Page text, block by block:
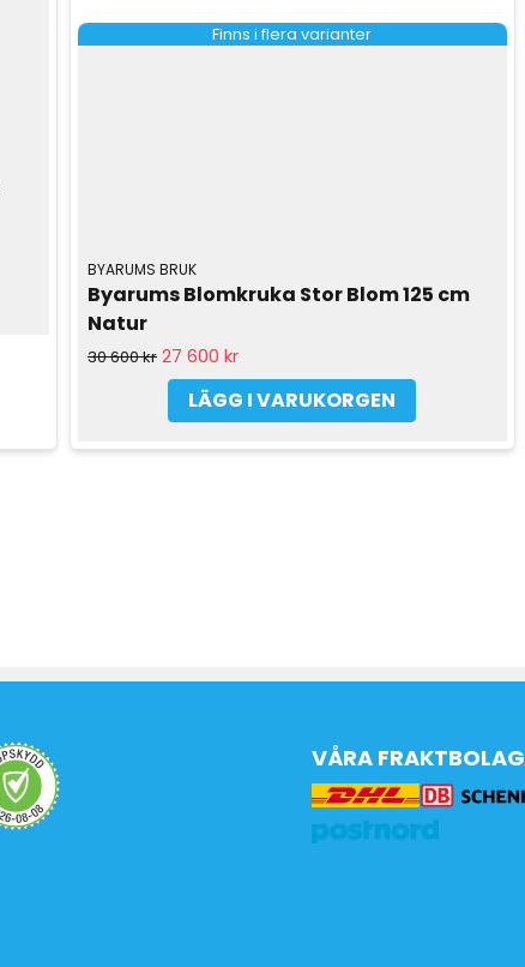
Finns i flera varianter
BYARUMS BRUK
Byarums Blomkruka Stor Blom 125 cm
Natur
30 600 kr 27 600 kr
LÄGG I VARUKORGEN
VÅRA FRAKTBOLAG